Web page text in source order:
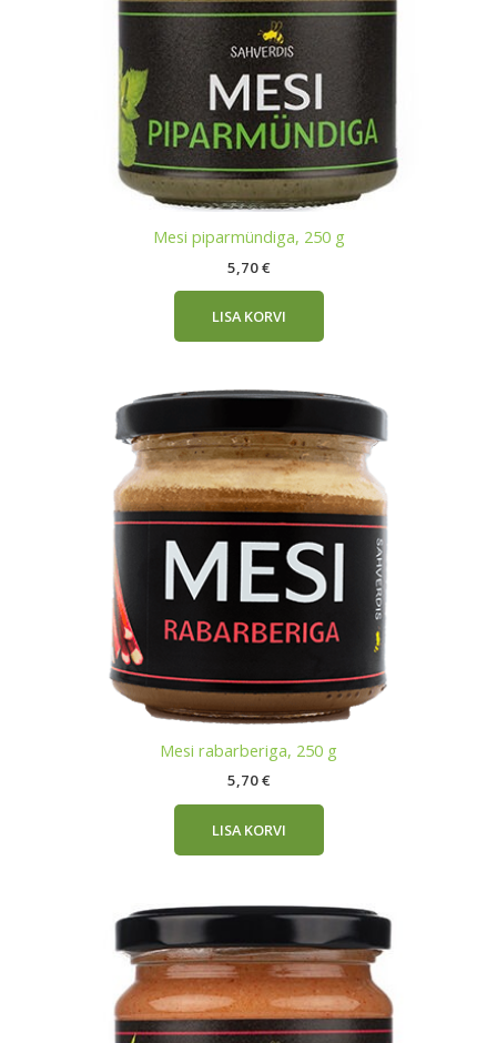
Mesi piparmündiga, 250 g
5,70€
LISA KORVI
Mesi rabarberiga, 250 g
5,70€
LISA KORVI